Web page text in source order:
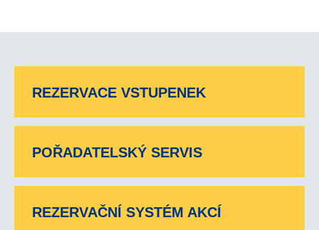
REZERVACE VSTUPENEK
POŘADATELSKÝ SERVIS
REZERVAČNÍ SYSTÉM AKCÍ